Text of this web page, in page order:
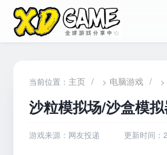
当前位置： 主页 / > 电脑游戏 / >
沙粒模拟场/沙盒模
游戏来源：网友投递 更新时间：